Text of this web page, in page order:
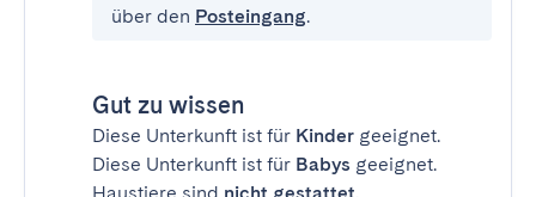
über den Posteingang.
Gut zu wissen
Diese Unterkunft ist für Kinder geeignet.
Diese Unterkunft ist für Babys geeignet.